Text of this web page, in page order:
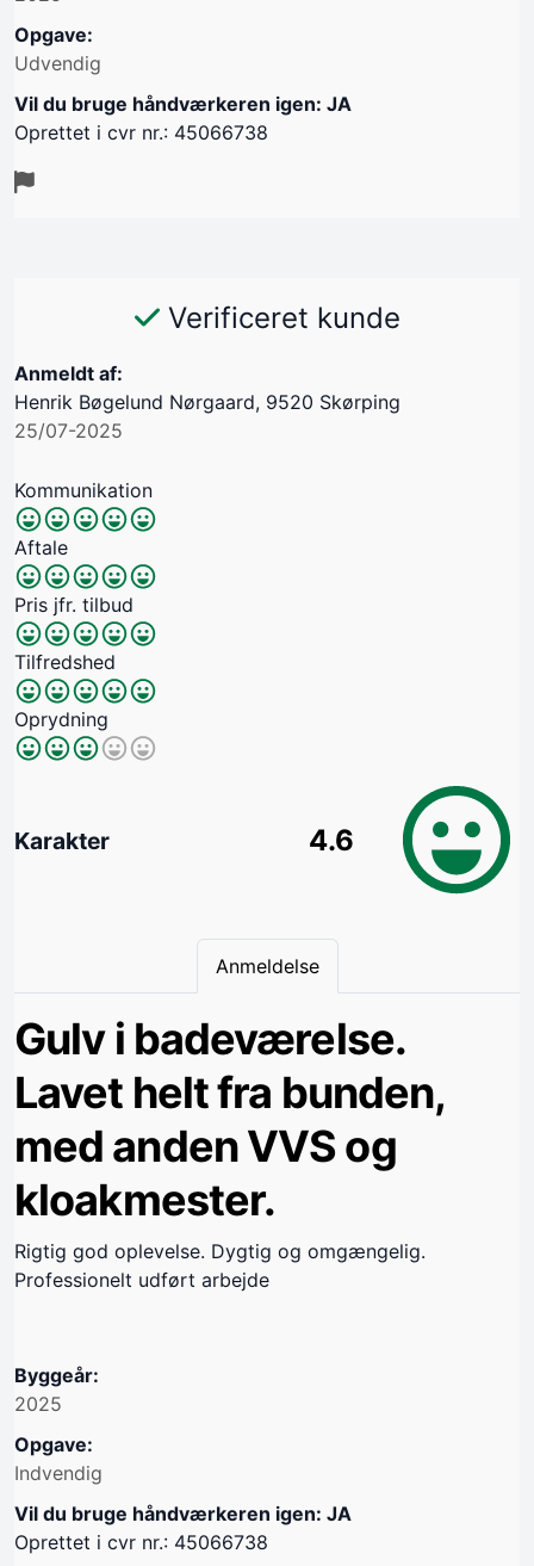
Opgave:
Udvendig
Vil du bruge håndværkeren igen: JA
Oprettet i cvr nr.: 45066738
Verificeret kunde
Anmeldt af:
Henrik Bøgelund Nørgaard, 9520 Skørping
25/07-2025
Kommunikation
Aftale
Pris jfr. tilbud
Tilfredshed
Oprydning
Karakter 4.6
Anmeldelse
Gulv i badeværelse.
Lavet helt fra bunden,
med anden VVS og
kloakmester.
Rigtig god oplevelse. Dygtig og omgængelig.
Professionelt udført arbejde
Byggeår:
2025
Opgave:
Indvendig
Vil du bruge håndværkeren igen: JA
Oprettet i cvr nr.: 45066738